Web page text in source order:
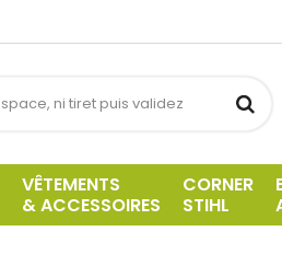
VÊTEMENTS
& ACCESSOIRES
CORNER
STIHL